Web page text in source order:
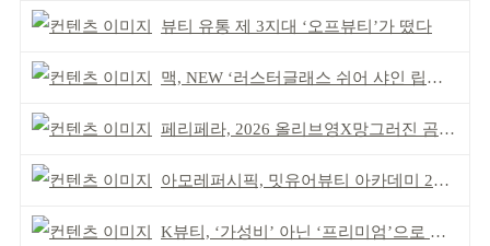
뷰티 유통 제 3지대 ‘오프뷰티’가 떴다
맥, NEW ‘러스터글래스 쉬어 샤인 립스틱’ 출시
페리페라, 2026 올리브영X망그러진 곰 콜라보
아모레퍼시픽, 밋유어뷰티 아카데미 2기 발대식
K뷰티, ‘가성비’ 아닌 ‘프리미엄’으로 승부걸어야